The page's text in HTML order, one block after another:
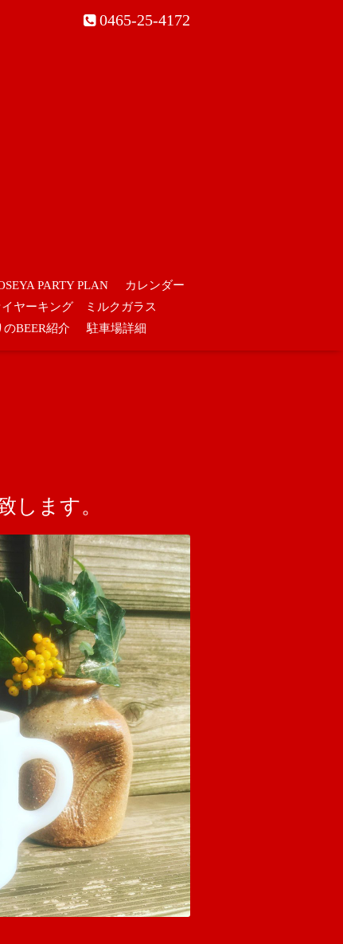
0465-25-4172
PARTY PLAN
カレンダー
イヤーキング ミルクガラス
のBEER紹介 駐車場詳細
します。